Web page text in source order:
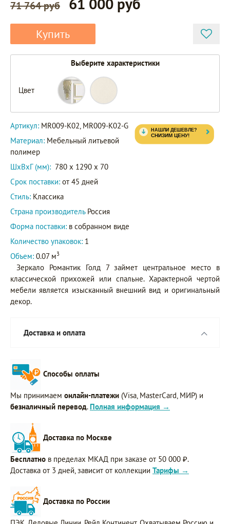
71 764 руб
Купить
Выберите характеристики
Цвет
MR009-
K02-G
MR009-
K02
Артикул: MR009-K02, MR009-K02-G
Материал: Мебельный литьевой
полимер
ШxВxГ (мм): 780 x 1290 x 70
Срок поставки: от 45 дней
Стиль: Классика
Страна производитель Россия
Форма поставки: в собранном виде
Количество упаковок: 1
Объем: 0.07 м3
Зеркало Романтик Голд 7 займет центральное место в
классической прихожей или спальне. Характерной чертой
мебели является изысканный внешний вид и оригинальный
декор.
Доставка и оплата
Способы оплаты
Мы принимаем онлайн-платежи (Visa, MasterCard, МИР) и
безналичный перевод. Полная информация →
Доставка по Москве
Бесплатно в пределах МКАД при заказе от 50 000 ₽.
Доставка от 3 дней, зависит от коллекции Тарифы →
Доставка по России